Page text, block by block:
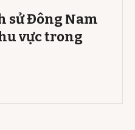
sử Đông Nam
vực trong